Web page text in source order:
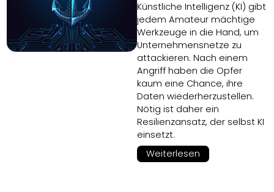
Künstliche Intelligenz (KI) gibt
jedem Amateur mächtige
Werkzeuge in die Hand, um
Unternehmensnetze zu
attackieren. Nach einem
Angriff haben die Opfer
kaum eine Chance, ihre
Daten wiederherzustellen.
Nötig ist daher ein
Resilienzansatz, der selbst KI
einsetzt.
Weiterlesen